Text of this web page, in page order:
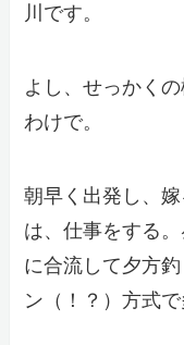
川です。
よし、せっかく
わけで。
朝早く出発し、
は、仕事をする
に合流して夕方
ン（！？）方式